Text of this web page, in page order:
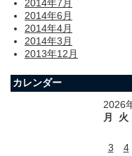
2014年7月
2014年6月
2014年4月
2014年3月
2013年12月
カレンダー
2026
月
火
3
4